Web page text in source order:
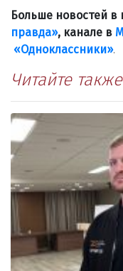
Больше новостей в
правда», канале в
«Одноклассники».
Читайте также